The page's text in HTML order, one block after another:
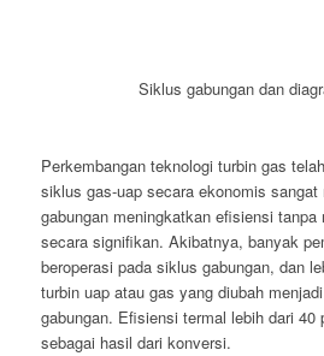
Siklus gabungan dan
Perkembangan teknologi turbin gas
siklus gas-uap secara ekonomis
gabungan meningkatkan efisiensi
secara signifikan. Akibatnya, banyak
beroperasi pada siklus gabungan, dan
turbin uap atau gas yang diubah
gabungan. Efisiensi termal lebih dari 40
sebagai hasil dari konversi.